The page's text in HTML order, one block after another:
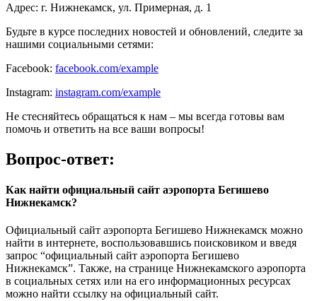
Адрес: г. Нижнекамск, ул. Примерная, д. 1
Будьте в курсе последних новостей и обновлений, следите за
нашими социальными сетями:
Facebook: facebook.com/example
Instagram: instagram.com/example
Не стесняйтесь обращаться к нам – мы всегда готовы вам
помочь и ответить на все ваши вопросы!
Вопрос-ответ:
Как найти официальный сайт аэропорта Бегишево
Нижнекамск?
Официальный сайт аэропорта Бегишево Нижнекамск можно
найти в интернете, воспользовавшись поисковиком и введя
запрос “официальный сайт аэропорта Бегишево
Нижнекамск”. Также, на странице Нижнекамского аэропорта
в социальных сетях или на его информационных ресурсах
можно найти ссылку на официальный сайт.